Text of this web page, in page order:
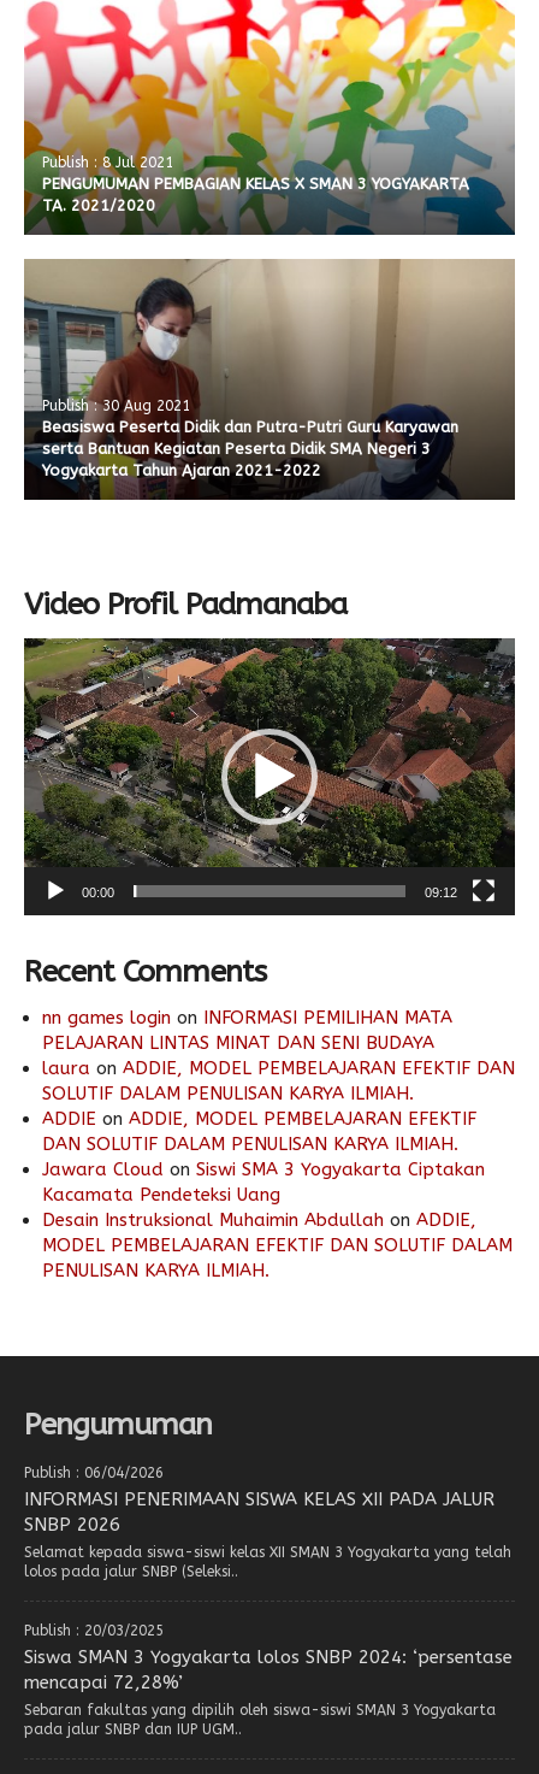
Publish : 8 Jul 2021
PENGUMUMAN PEMBAGIAN KELAS X SMAN 3 YOGYAKARTA
TA. 2021/2020
Publish : 30 Aug 2021
Beasiswa Peserta Didik dan Putra-Putri Guru Karyawan
serta Bantuan Kegiatan Peserta Didik SMA Negeri 3
Yogyakarta Tahun Ajaran 2021-2022
Video Profil Padmanaba
Video
Player
00:00 09:12
Recent Comments
nn games login on INFORMASI PEMILIHAN MATA
PELAJARAN LINTAS MINAT DAN SENI BUDAYA
laura on ADDIE, MODEL PEMBELAJARAN EFEKTIF DAN
SOLUTIF DALAM PENULISAN KARYA ILMIAH.
ADDIE on ADDIE, MODEL PEMBELAJARAN EFEKTIF
DAN SOLUTIF DALAM PENULISAN KARYA ILMIAH.
Jawara Cloud on Siswi SMA 3 Yogyakarta Ciptakan
Kacamata Pendeteksi Uang
Desain Instruksional Muhaimin Abdullah on ADDIE,
MODEL PEMBELAJARAN EFEKTIF DAN SOLUTIF DALAM
PENULISAN KARYA ILMIAH.
Pengumuman
Publish : 06/04/2026
INFORMASI PENERIMAAN SISWA KELAS XII PADA JALUR
SNBP 2026
Selamat kepada siswa-siswi kelas XII SMAN 3 Yogyakarta yang telah
lolos pada jalur SNBP (Seleksi..
Publish : 20/03/2025
Siswa SMAN 3 Yogyakarta lolos SNBP 2024: ‘persentase
mencapai 72,28%’
Sebaran fakultas yang dipilih oleh siswa-siswi SMAN 3 Yogyakarta
pada jalur SNBP dan IUP UGM..